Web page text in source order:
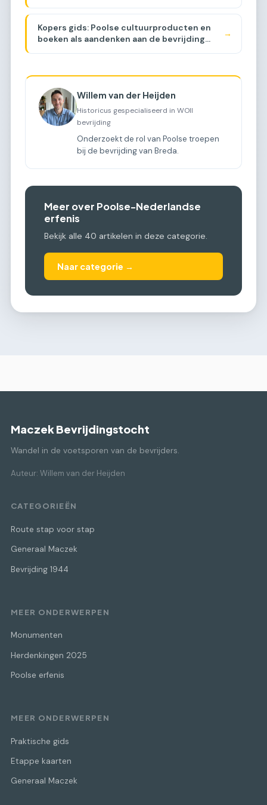
Kopers gids: Poolse cultuurproducten en
boeken als aandenken aan de bevrijding
→
Willem van der Heijden
Historicus gespecialiseerd in WOII
bevrijding
Onderzoekt de rol van Poolse troepen
bij de bevrijding van Breda.
Meer over Poolse-Nederlandse
erfenis
Bekijk alle 40 artikelen in deze categorie.
Naar categorie →
Maczek Bevrijdingstocht
Wandel in de voetsporen van de bevrijders.
Auteur: Willem van der Heijden
CATEGORIEËN
Route stap voor stap
Generaal Maczek
Bevrijding 1944
MEER ONDERWERPEN
Monumenten
Herdenkingen 2025
Poolse erfenis
MEER ONDERWERPEN
Praktische gids
Etappe kaarten
Generaal Maczek